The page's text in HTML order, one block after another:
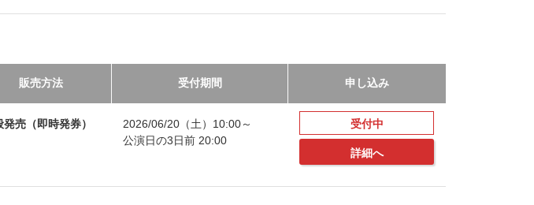
販売方法 受付期間 申し込み
発売（即時発券）
2026/06/20（土）10:00～
公演日の3日前 20:00
受付中
詳細へ